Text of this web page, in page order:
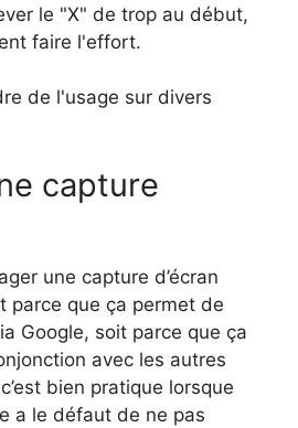
le "X" de trop au début,
faire l'effort.
de l'usage sur divers
capture
une capture d’écran
parce que ça permet de
Google, soit parce que ça
avec les autres
bien pratique lorsque
a le défaut de ne pas